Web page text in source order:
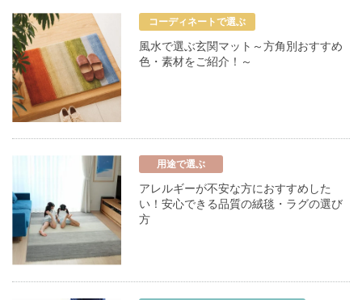
コーディネートで選ぶ
風水で選ぶ玄関マット～方角別おすすめ
色・素材をご紹介！～
用途で選ぶ
アレルギーが不安な方におすすめした
い！安心できる品質の絨毯・ラグの選び
方